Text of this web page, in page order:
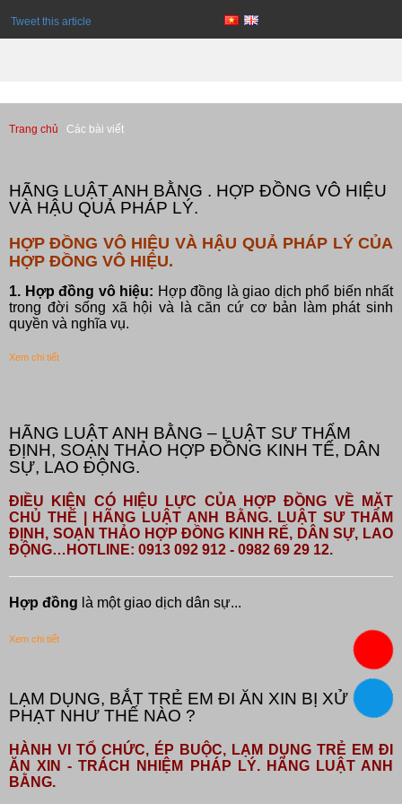
Tweet this article
Trang chủ Các bài viết
HÃNG LUẬT ANH BẰNG . HỢP ĐỒNG VÔ HIỆU
VÀ HẬU QUẢ PHÁP LÝ.
HỢP ĐỒNG VÔ HIỆU VÀ HẬU QUẢ PHÁP LÝ CỦA
HỢP ĐỒNG VÔ HIỆU.
1. Hợp đồng vô hiệu: Hợp đồng là giao dịch phổ biến nhất
trong đời sống xã hội và là căn cứ cơ bản làm phát sinh
quyền và nghĩa vụ.
Xem chi tiết
HÃNG LUẬT ANH BẰNG – LUẬT SƯ THẨM
ĐỊNH, SOẠN THẢO HỢP ĐỒNG KINH TẾ, DÂN
SỰ, LAO ĐỘNG.
ĐIỀU KIỆN CÓ HIỆU LỰC CỦA HỢP ĐỒNG VỀ MẶT
CHỦ THỂ | HÃNG LUẬT ANH BẰNG. LUẬT SƯ THẨM
ĐỊNH, SOẠN THẢO HỢP ĐỒNG KINH RẾ, DÂN SỰ, LAO
ĐỘNG…HOTLINE: 0913 092 912 - 0982 69 29 12.
Hợp đồng là một giao dịch dân sự...
Xem chi tiết
LẠM DỤNG, BẮT TRẺ EM ĐI ĂN XIN BỊ XỬ
PHẠT NHƯ THẾ NÀO ?
HÀNH VI TỔ CHỨC, ÉP BUỘC, LẠM DỤNG TRẺ EM ĐI
ĂN XIN - TRÁCH NHIỆM PHÁP LÝ. HÃNG LUẬT ANH
BẰNG.